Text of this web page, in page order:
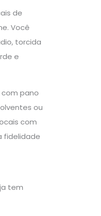
de
Você
torcida
e
com pano
ou
com
fidelidade
tem